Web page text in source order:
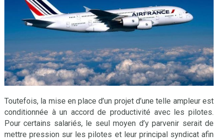
Toutefois, la mise en place d’un projet d’une telle ampleur est
conditionnée à un accord de productivité avec les pilotes.
Pour certains salariés, le seul moyen d’y parvenir serait de
mettre pression sur les pilotes et leur principal syndicat afin